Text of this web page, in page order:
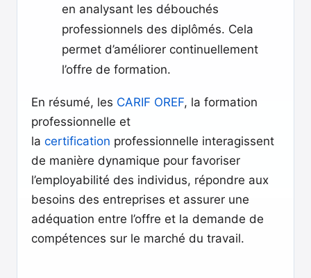
en analysant les débouchés
professionnels des diplômés. Cela
permet d’améliorer continuellement
l’offre de formation.
En résumé, les CARIF OREF, la formation
professionnelle et
la certification professionnelle interagissent
de manière dynamique pour favoriser
l’employabilité des individus, répondre aux
besoins des entreprises et assurer une
adéquation entre l’offre et la demande de
compétences sur le marché du travail.